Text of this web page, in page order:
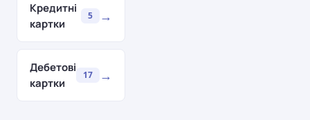
Кредитні
картки
5 →
Дебетові
картки
17 →